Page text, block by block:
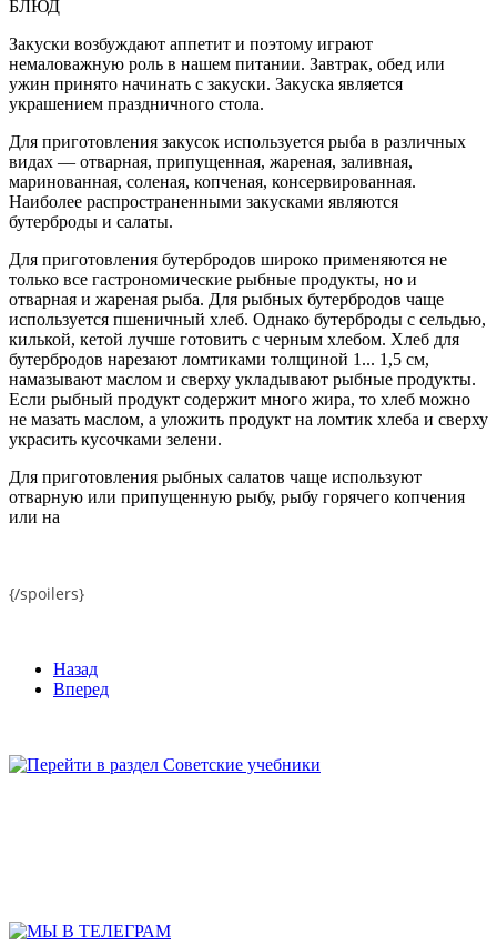
БЛЮД
Закуски возбуждают аппетит и поэтому играют
немаловажную роль в нашем питании. Завтрак, обед или
ужин принято начинать с закуски. Закуска является
украшением праздничного стола.
Для приготовления закусок используется рыба в различных
видах — отварная, припущенная, жареная, заливная,
маринованная, соленая, копченая, консервированная.
Наиболее распространенными закусками являются
бутерброды и салаты.
Для приготовления бутербродов широко применяются не
только все гастрономические рыбные продукты, но и
отварная и жареная рыба. Для рыбных бутербродов чаще
используется пшеничный хлеб. Однако бутерброды с сельдью,
килькой, кетой лучше готовить с черным хлебом. Хлеб для
бутербродов нарезают ломтиками толщиной 1... 1,5 см,
намазывают маслом и сверху укладывают рыбные продукты.
Если рыбный продукт содержит много жира, то хлеб можно
не мазать маслом, а уложить продукт на ломтик хлеба и сверху
украсить кусочками зелени.
Для приготовления рыбных салатов чаще используют
отварную или припущенную рыбу, рыбу горячего копчения
или на
{/spoilers}
Назад
Вперед